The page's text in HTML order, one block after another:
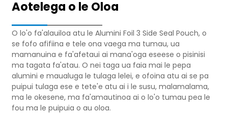
Aotelega o le Oloa
O lo'o fa'alauiloa atu le Alumini Foil 3 Side Seal Pouch, o
se fofo afifiina e tele ona vaega ma tumau, ua
mamanuina e fa'afetaui ai mana'oga eseese o pisinisi
ma tagata fa'atau. O nei taga ua faia mai le pepa
alumini e maualuga le tulaga lelei, e ofoina atu ai se pa
puipui tulaga ese e tete'e atu ai i le susu, malamalama,
ma le okesene, ma fa'amautinoa ai o lo'o tumau pea le
fou ma le puipuia o au oloa.